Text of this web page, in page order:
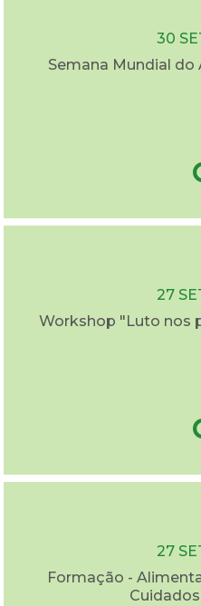
30
Semana Mundial
27
Workshop "Luto nos
27
Formação -